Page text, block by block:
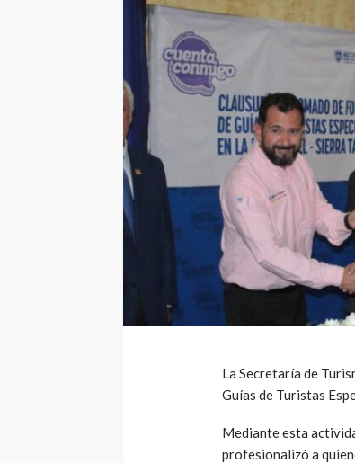
La Secretaría de
Guías de Turistas
Mediante esta
profesionalizó a